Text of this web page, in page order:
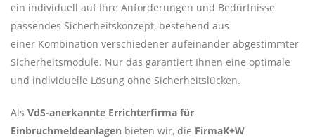
ein individuell auf Ihre Anforderungen und Bedürfnisse
passendes Sicherheitskonzept, bestehend aus
einer Kombination verschiedener aufeinander abgestimmter
Sicherheitsmodule. Nur das garantiert Ihnen eine optimale
und individuelle Lösung ohne Sicherheitslücken.
Als VdS-anerkannte Errichterfirma für
Einbruchmeldeanlagen bieten wir, die FirmaK+W